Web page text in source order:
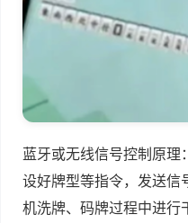
蓝牙或无线信号控制原
设好牌型等指令，发送信
机洗牌、码牌过程中进行